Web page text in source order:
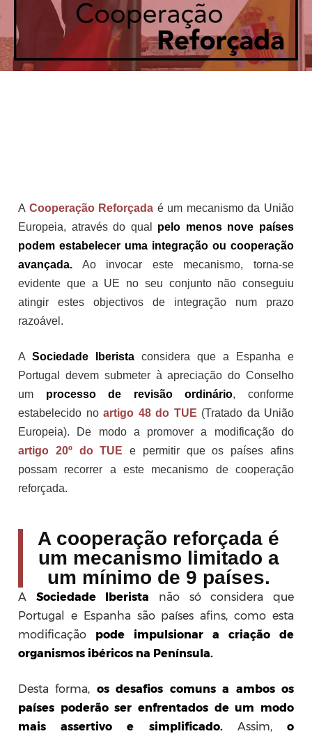
A Cooperação Reforçada é um mecanismo da União
Europeia, através do qual pelo menos nove países
podem estabelecer uma integração ou cooperação
avançada. Ao invocar este mecanismo, torna-se
evidente que a UE no seu conjunto não conseguiu
atingir estes objectivos de integração num prazo
razoável.
A Sociedade Iberista considera que a Espanha e
Portugal devem submeter à apreciação do Conselho
um processo de revisão ordinário, conforme
estabelecido no artigo 48 do TUE (Tratado da União
Europeia). De modo a promover a modificação do
artigo 20º do TUE e permitir que os países afins
possam recorrer a este mecanismo de cooperação
reforçada.
A cooperação reforçada é
um mecanismo limitado a
um mínimo de 9 países.
A Sociedade Iberista não só considera que
Portugal e Espanha são países afins, como esta
modificação pode impulsionar a criação de
organismos ibéricos na Península.
Desta forma, os desafios comuns a ambos os
países poderão ser enfrentados d e um modo
mais assertivo e simplificado.Assim,o